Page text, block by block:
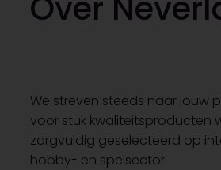
We streven steeds naar jouw
voor stuk kwaliteitsproducten
zorgvuldig geselecteerd op
hobby- en spelsector.